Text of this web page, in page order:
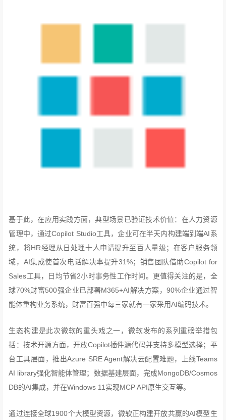
基于此，在应用实践方面，典型场景已验证技术价值：在人力资源
管理中，通过Copilot Studio工具，企业可在半天内构建端到端AI系
统，将HR经理从日处理十人申请提升至百人量级；在客户服务领
域，AI集成使首次电话解决率提升31%；销售团队借助Copilot for
Sales工具，日均节省2小时事务性工作时间。更值得关注的是，全
球70%财富500强企业已部署M365+AI解决方案，90%企业通过智
能体重构业务系统，财富百强中每三家就有一家采用AI编码技术。
生态构建是此次微软的重头戏之一，微软发布的系列重磅举措包
括：技术开源方面，开放Copilot插件源代码并支持多模型选择；平
台工具层面，推出Azure SRE Agent解决云配置难题，上线Teams
AI library强化智能体管理；数据基建层面，完成MongoDB/Cosmos
DB的AI集成，并在Windows 11实现MCP API原生交互等。
通过连接全球1900个大模型资源，微软正构建开放共赢的AI模型生